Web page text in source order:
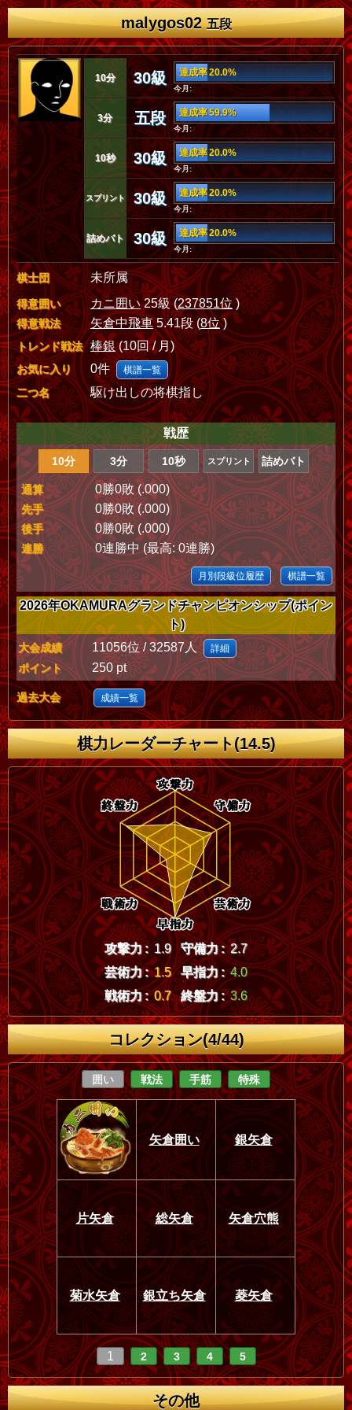
malygos02五段
10分 30級 達成率 20.0%
今月:
3分 五段 達成率 59.9%
今月:
10秒 30級 達成率 20.0%
今月:
スプリント 30級 達成率 20.0%
今月:
詰めバト 30級 達成率 20.0%
今月:
棋士団 未所属
得意囲い カニ囲い25級 (237851位)
得意戦法 矢倉中飛車5.41段 (8位)
トレンド戦法 棒銀(10回 / 月)
お気に入り 0件 棋譜一覧
二つ名 駆け出しの将棋指し
戦歴
10分 3分 10秒 スプリント 詰めバト
通算 0勝0敗 (.000)
先手 0勝0敗 (.000)
後手 0勝0敗 (.000)
連勝 0連勝中 (最高: 0連勝)
月別段級位履歴 棋譜一覧
2026年OKAMURAグランドチャンピオンシップ(ポイン
ト)
大会成績 11056位 / 32587人 詳細
ポイント 250 pt
過去大会 成績一覧
棋力レーダーチャート(14.5)
攻撃力 : 1.9 守備力 : 2.7
芸術力 : 1.5 早指力 : 4.0
戦術力 : 0.7 終盤力 : 3.6
コレクション(4/44)
囲い 戦法 手筋 特殊
矢倉囲い 銀矢倉
片矢倉 総矢倉 矢倉穴熊
菊水矢倉 銀立ち矢倉 菱矢倉
1 2 3 4 5
その他